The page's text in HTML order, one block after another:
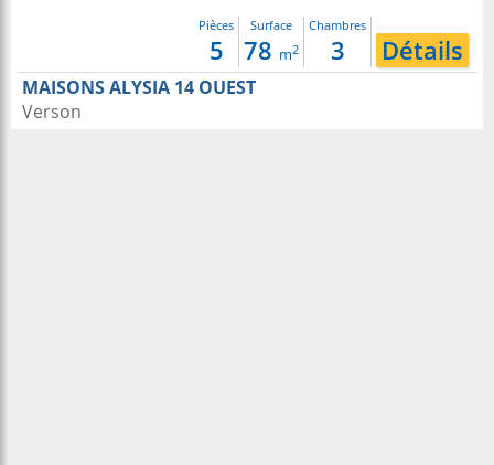
Pièces
5
Surface
78 m2
Chambres
3 Détails
MAISONS ALYSIA 14 OUEST
Verson